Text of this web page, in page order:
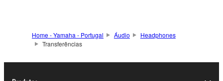
Home - Yamaha - Portugal Áudio
Headphones
Transferências